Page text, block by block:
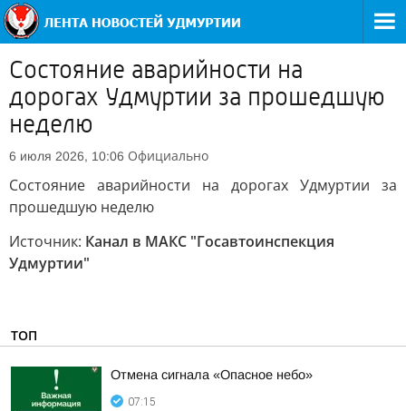
Состояние аварийности на
дорогах Удмуртии за прошедшую
неделю
6 июля 2026, 10:06 Официально
Состояние аварийности на дорогах Удмуртии за
прошедшую неделю
Источник: Канал в МАКС "Госавтоинспекция
Удмуртии"
ТОП
Отмена сигнала «Опасное небо»
07:15